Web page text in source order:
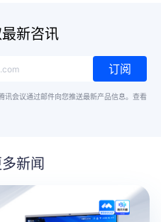
新咨讯
订阅
会议通过邮件向您推送最新产品信息。 查看
新闻